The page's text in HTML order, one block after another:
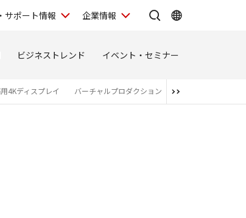
サポート情報 企業情報
ビジネストレンド イベント・セミナー
4Kディスプレイ バーチャルプロダクション 関連商品・アライア